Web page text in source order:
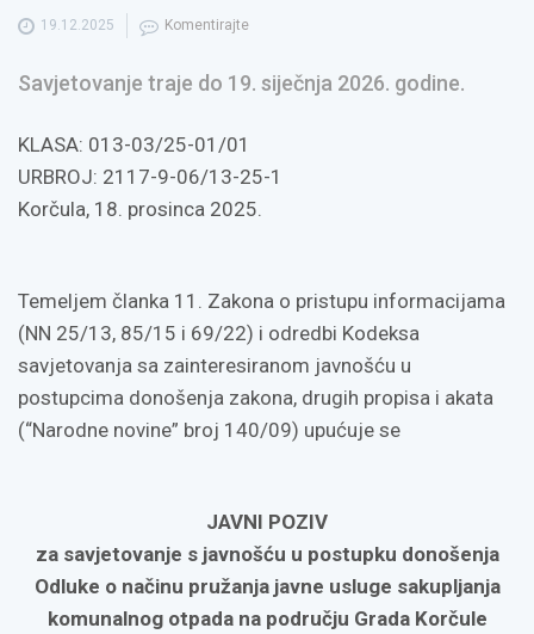
19.12.2025 Komentirajte
Savjetovanje traje do 19. siječnja 2026. godine.
KLASA: 013-03/25-01/01
URBROJ: 2117-9-06/13-25-1
Korčula, 18. prosinca 2025.
Temeljem članka 11. Zakona o pristupu informacijama
(NN 25/13, 85/15 i 69/22) i odredbi Kodeksa
savjetovanja sa zainteresiranom javnošću u
postupcima donošenja zakona, drugih propisa i akata
(“Narodne novine” broj 140/09) upućuje se
JAVNI POZIV
za savjetovanje s javnošću u postupku donošenja
Odluke o načinu pružanja javne usluge sakupljanja
komunalnog otpada na području Grada Korčule